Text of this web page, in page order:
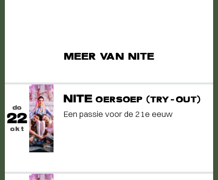
MEER VAN NITE
do
22
okt
NITE OERSOEP (TRY-OUT)
Een passie voor de 21e eeuw